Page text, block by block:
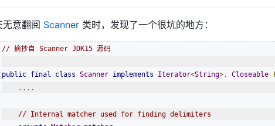
无意翻阅 Scanner 类时，发现了一个很坑的地方：
// 摘抄自 Scanner JDK15 源码
public final class Scanner implements Iterator<String>, Closeable
....
// Internal matcher used for finding delimiters